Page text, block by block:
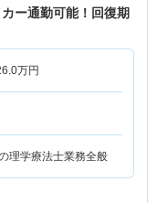
ー通勤可能！回復期
万円
理学療法士業務全般